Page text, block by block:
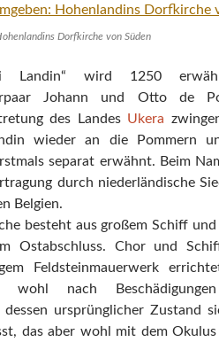
Dorfkirche von Süden
Landin“ wird 1250
Johann und Otto de
des Landes Ukera
wieder an die Pommern
separat erwähnt. Beim
durch niederländische
Belgien.
besteht aus großem Schiff und
Ostabschluss. Chor und
Feldsteinmauerwerk
nach Beschädigungen
dessen ursprünglicher Zustand
das aber wohl mit dem